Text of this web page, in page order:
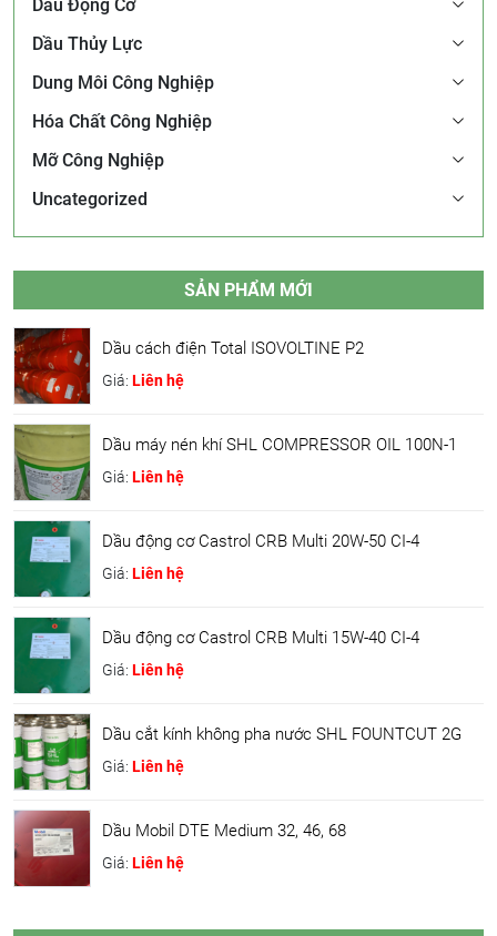
Dầu Động Cơ
Dầu Thủy Lực
Dung Môi Công Nghiệp
Hóa Chất Công Nghiệp
Mỡ Công Nghiệp
Uncategorized
SẢN PHẨM MỚI
Dầu cách điện Total ISOVOLTINE P2
Giá: Liên hệ
Dầu máy nén khí SHL COMPRESSOR OIL 100N-1
Giá: Liên hệ
Dầu động cơ Castrol CRB Multi 20W-50 CI-4
Giá: Liên hệ
Dầu động cơ Castrol CRB Multi 15W-40 CI-4
Giá: Liên hệ
Dầu cắt kính không pha nước SHL FOUNTCUT 2G
Giá: Liên hệ
Dầu Mobil DTE Medium 32, 46, 68
Giá: Liên hệ